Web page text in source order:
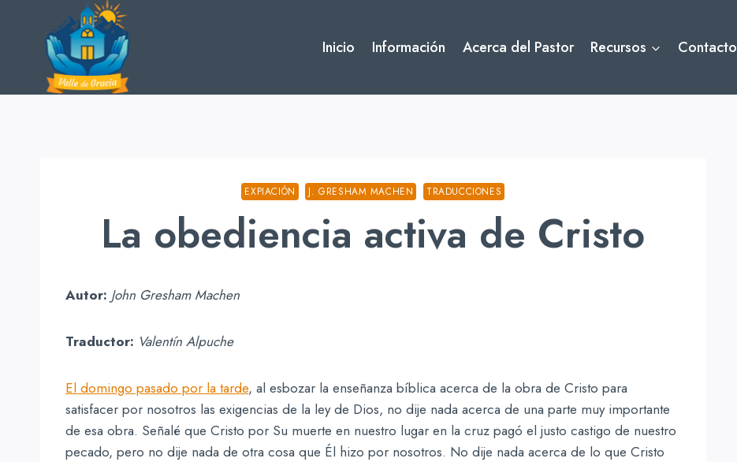
Inicio Información Acerca del Pastor Recursos Contacto
EXPIACIÓN J. GRESHAM MACHEN TRADUCCIONES
La obediencia activa de Cristo
Autor: John Gresham Machen
Traductor: Valentín Alpuche
El domingo pasado por la tarde, al esbozar la enseñanza bíblica acerca de la obra de Cristo para
satisfacer por nosotros las exigencias de la ley de Dios, no dije nada acerca de una parte muy importante
de esa obra. Señalé que Cristo por Su muerte en nuestro lugar en la cruz pagó el justo castigo de nuestro
pecado, pero no dije nada de otra cosa que Él hizo por nosotros. No dije nada acerca de lo que Cristo